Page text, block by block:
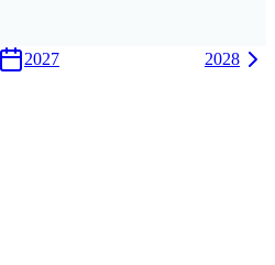
2027 2028